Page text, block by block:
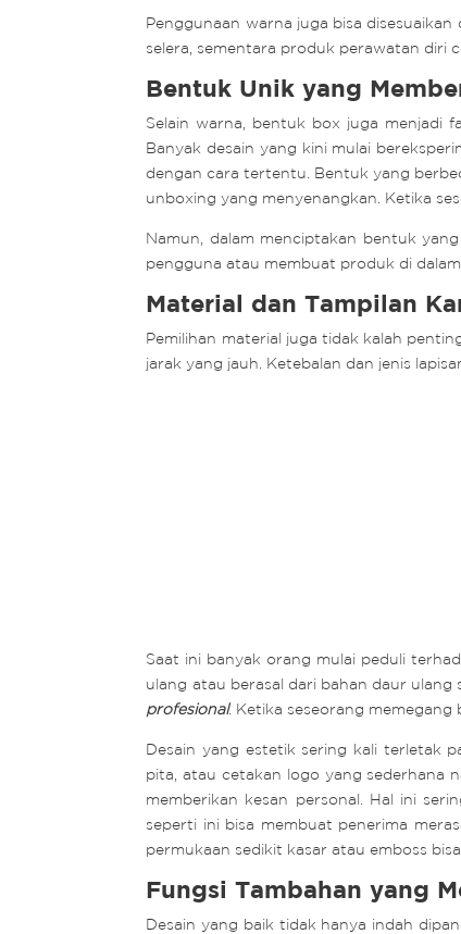
Penggunaan warna juga bisa
selera, sementara produk perawatan diri
Bentuk Unik yang
Selain warna, bentuk box juga menjadi
Banyak desain yang kini mulai
dengan cara tertentu. Bentuk yang
unboxing yang menyenangkan. Ketika
Namun, dalam menciptakan bentuk
pengguna atau membuat produk di
Material dan Tampilan
Pemilihan material juga tidak kalah
jarak yang jauh. Ketebalan dan jenis
Saat ini banyak orang mulai peduli
ulang atau berasal dari bahan daur
profesional. Ketika seseorang memegang
Desain yang estetik sering kali terletak
pita, atau cetakan logo yang sederhana
memberikan kesan personal. Hal ini
seperti ini bisa membuat penerima
permukaan sedikit kasar atau emboss
Fungsi Tambahan yang
Desain yang baik tidak hanya indah